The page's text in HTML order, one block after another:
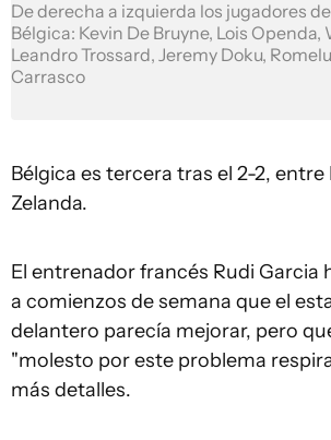
De derecha a izquierda los jugadores
Bélgica: Kevin De Bruyne, Lois Openda,
Leandro Trossard, Jeremy Doku,
Carrasco
Bélgica es tercera tras el 2-2, entre
Zelanda.
El entrenador francés Rudi Garcia
a comienzos de semana que el
delantero parecía mejorar, pero
"molesto por este problema
más detalles.